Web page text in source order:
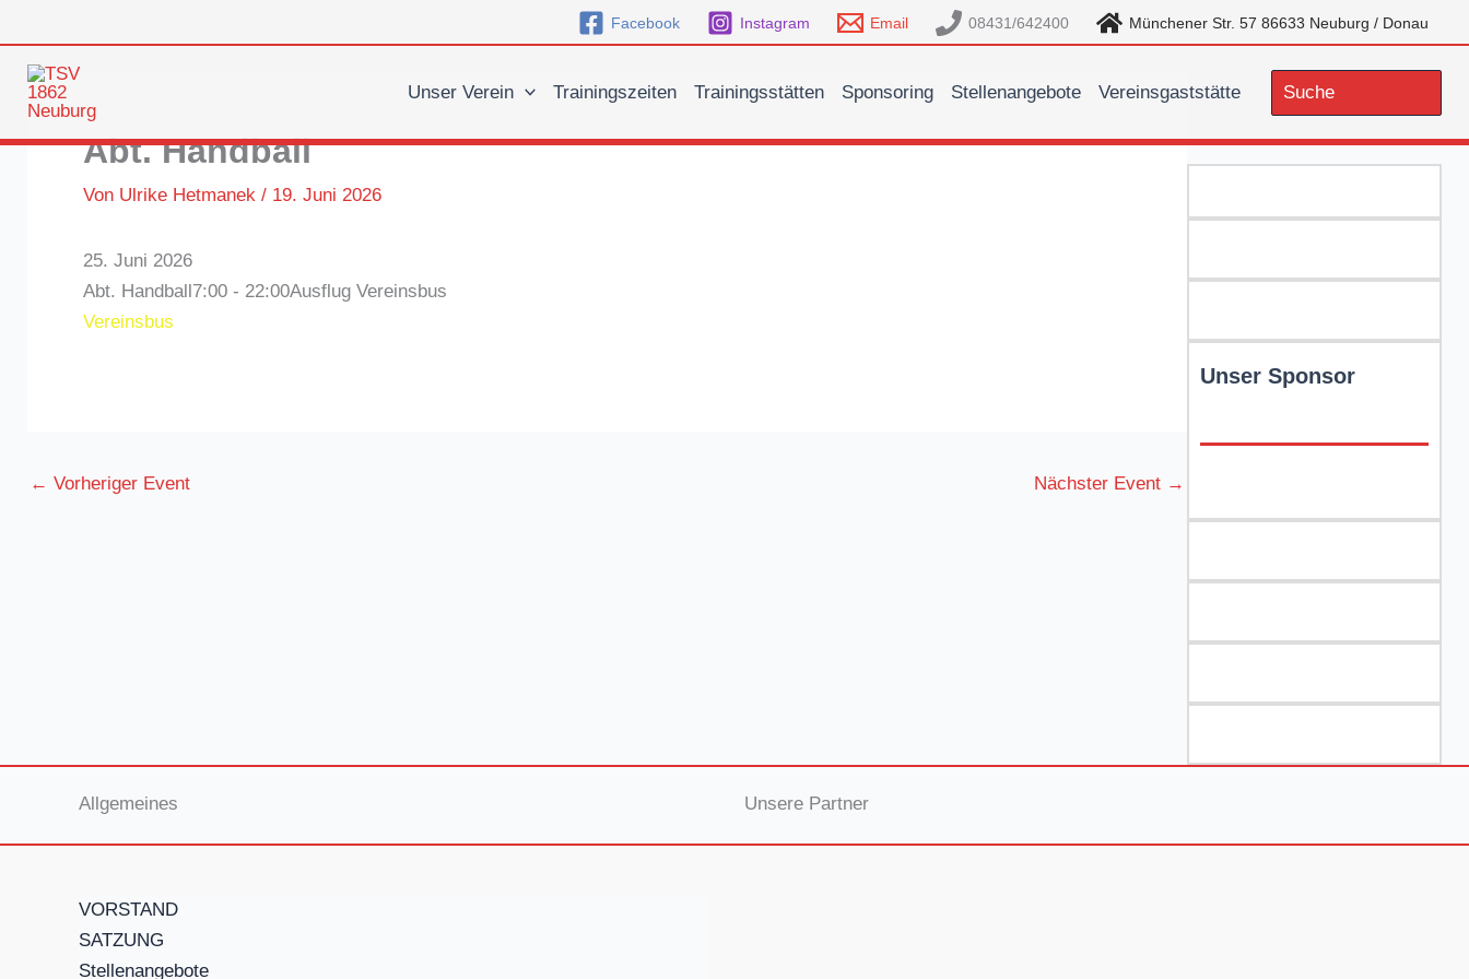
Inhalt
springen
Facebook Instagram Email 08431/642400 Münchener Str. 57 86633 Neuburg / Donau
Unser Verein Trainingszeiten Trainingsstätten Sponsoring Stellenangebote Vereinsgaststätte
Search
for:
Abt. Handball
Von Ulrike Hetmanek / 19. Juni 2026
25. Juni 2026
Abt. Handball7:00 - 22:00Ausflug Vereinsbus
Vereinsbus
← Vorheriger Event Nächster Event →
Unser Sponsor
Allgemeines Unsere Partner
VORSTAND
SATZUNG
Stellenangebote